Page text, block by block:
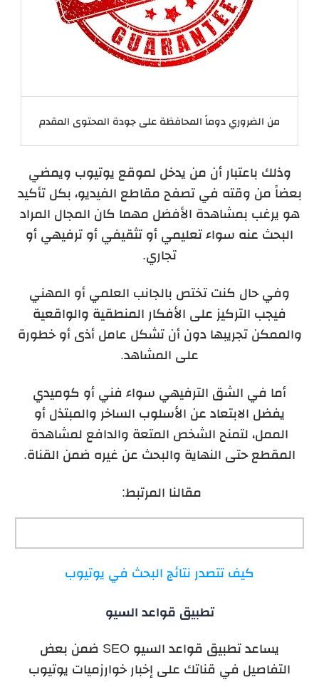
من الضروري دوماً المحافظة على جودة المحتوى المقدم
وذلك باعتبار أن من يدخل لموقع يوتيوب ويمضي
بعضاً من وقته في تصفح مقاطع الفيديو، بكل تأكيد
هو يرغب بمشاهدة الأفضل مهما كان المجال المراد
البحث عنه سواء تعليمي أو تثقيفي أو ترفيهي أو
تجاري.
وفي حال كنت تختص بالجانب العلمي أو المهني
فيجب التركيز على الأفكار المنطقية والواقعية
والممكن تجريبها دون أن تشكل عامل أذى أو خطورة
على المشاهد.
أما في الشق الترفيهي سواء فني أو كوميدي
يفضل الابتعاد عن الأسلوب الساخر والمبتذل أو
الممل، لتمنح الشخص المتعة والدافع لمشاهدة
المقطع حتى النهاية والبحث عن غيره ضمن القناة.
مقالنا المرتبط:
كيف تتصدر نتائج البحث في يوتيوب
تطبيق قواعد السيو
يساعد تطبيق قواعد السيو SEO ضمن بعض
التفاصيل في قناتك على إخبار خوارزميات يوتيوب